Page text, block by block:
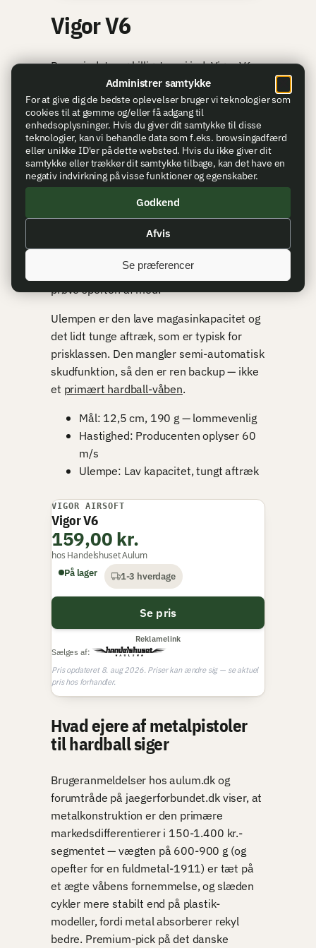
Administrer samtykke
For at give dig de bedste oplevelser bruger vi teknologier som
cookies til at gemme og/eller få adgang til
enhedsoplysninger. Hvis du giver dit samtykke til disse
teknologier, kan vi behandle data som f.eks. browsingadfærd
eller unikke ID'er på dette websted. Hvis du ikke giver dit
samtykke eller trækker dit samtykke tilbage, kan det have en
negativ indvirkning på visse funktioner og egenskaber.
Godkend
Afvis
Se præferencer
Vigor V6
Den mindste og billigste vej ind. Vigor V6
er en manuel fjeder-pistol i metal på blot
12,5 cm og 190 gram, og producenten
oplyser 60 m/s. Den henvender sig til den
helt nye spiller eller som en lommevenlig
nød-backup. Prisen er 159 kr. hos
Handelshuset Aulum (maj 2026).
Metaldelene giver en robust ramme, der
tåler at blive tabt i skovbunden, og den er
nem at vedligeholde, da der ikke er
komplekse ventiler eller pakninger. For
under en to-hundredlap er den billig at
prøve sporten af med.
Ulempen er den lave magasinkapacitet og
det lidt tunge aftræk, som er typisk for
prisklassen. Den mangler semi-automatisk
skudfunktion, så den er ren backup — ikke
et primært hardball-våben.
Mål: 12,5 cm, 190 g — lommevenlig
Hastighed: Producenten oplyser 60
m/s
Ulempe: Lav kapacitet, tungt aftræk
VIGOR AIRSOFT
Vigor V6
159,00 kr.
hos Handelshuset Aulum
På lager
1-3 hverdage
Se pris
Reklamelink
Sælges af:
Pris opdateret 8. aug 2026. Priser kan ændre sig — se aktuel
pris hos forhandler.
Hvad ejere af metalpistoler
til hardball siger
Brugeranmeldelser hos aulum.dk og
forumtråde på jaegerforbundet.dk viser, at
metalkonstruktion er den primære
markedsdifferentierer i 150-1.400 kr.-
segmentet — vægten på 600-900 g (og
opefter for en fuldmetal-1911) er tæt på
et ægte våbens fornemmelse, og slæden
cykler mere stabilt end på plastik-
modeller, fordi metal absorberer rekyl
bedre. Premium-pick på det danske